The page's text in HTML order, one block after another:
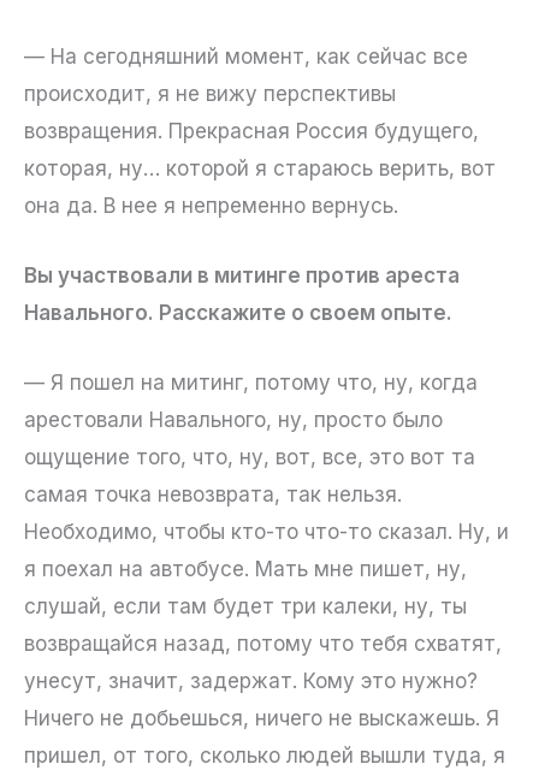
— На сегодняшний момент, как сейчас все
происходит, я не вижу перспективы
возвращения. Прекрасная Россия будущего,
которая, ну… которой я стараюсь верить, вот
она да. В нее я непременно вернусь.
Вы участвовали в митинге против ареста
Навального. Расскажите о своем опыте.
— Я пошел на митинг, потому что, ну, когда
арестовали Навального, ну, просто было
ощущение того, что, ну, вот, все, это вот та
самая точка невозврата, так нельзя.
Необходимо, чтобы кто-то что-то сказал. Ну, и
я поехал на автобусе. Мать мне пишет, ну,
слушай, если там будет три калеки, ну, ты
возвращайся назад, потому что тебя схватят,
унесут, значит, задержат. Кому это нужно?
Ничего не добьешься, ничего не выскажешь. Я
пришел, от того, сколько людей вышли туда, я